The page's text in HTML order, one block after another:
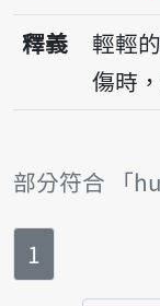
釋義
輕輕
傷時
部分符合 「
第
1